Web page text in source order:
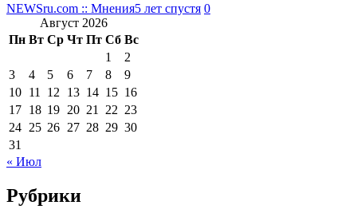
NEWSru.com :: Мнения5 лет спустя 0
Август 2026
Пн Вт Ср Чт Пт Сб Вс
1
2
3
4 5 6 7 8
9
10 11 12 13 14 15 16
17 18 19 20 21 22 23
24 25 26 27 28 29 30
31
« Июл
Рубрики